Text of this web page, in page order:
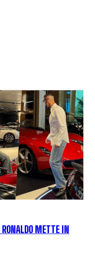
RONALDO METTE IN